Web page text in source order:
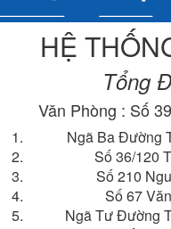
HỆ
Tổng
Văn Phòng : Số
Ngã Ba Đường
Số 36/120
Số 210
Số 67
Ngã Tư Đường